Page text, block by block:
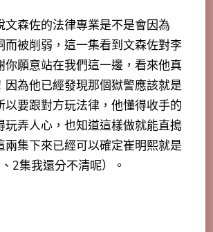
文森佐的法律專業是不是會因為
而被削弱，這一集看到文森佐對李
你願意站在我們這一邊，看來他真
因為他已經發現那個獄警應該就是
以要跟對方玩法律，他懂得收手的
玩弄人心，也知道這樣做就能直搗
兩集下來已經可以確定崔明熙就是
2集我還分不清呢）。